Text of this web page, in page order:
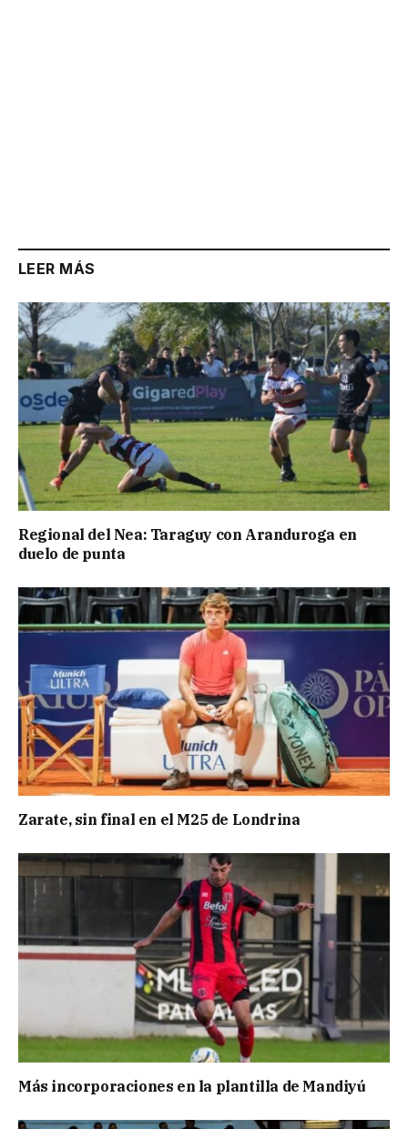
LEER MÁS
Regional del Nea: Taraguy con Aranduroga en
duelo de punta
Zarate, sin final en el M25 de Londrina
Más incorporaciones en la plantilla de Mandiyú